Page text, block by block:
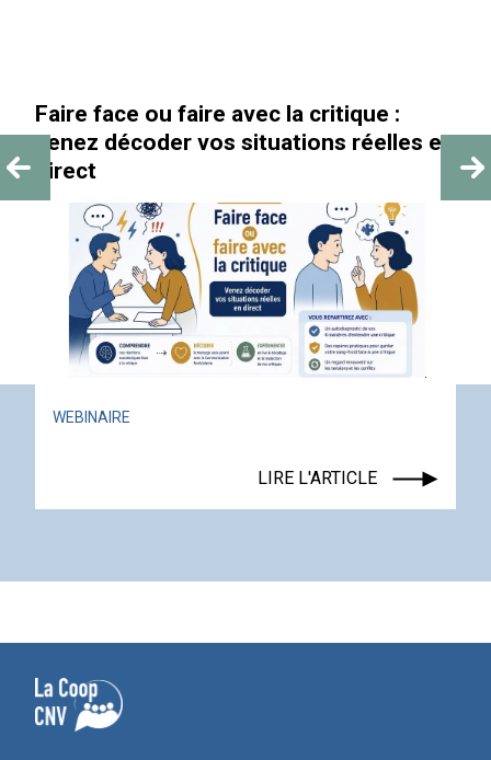
Faire face ou faire avec la critique :
venez décoder vos situations réelles en
direct
WEBINAIRE
LIRE L'ARTICLE